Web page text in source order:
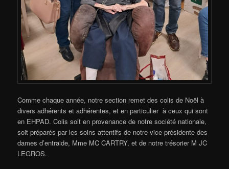
Comme chaque année, notre section remet des colis de Noël à
divers adhérents et adhérentes, et en particulier à ceux qui sont
en EHPAD. Colis soit en provenance de notre société nationale,
soit préparés par les soins attentifs de notre vice-présidente des
dames d’entraide, Mme MC CARTRY, et de notre trésorier M JC
LEGROS.